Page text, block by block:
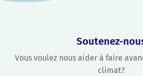
Soutenez-
Vous voulez nous aider à faire
climat?